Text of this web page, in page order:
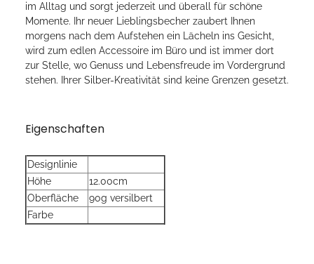
im Alltag und sorgt jederzeit und überall für schöne
Momente. Ihr neuer Lieblingsbecher zaubert Ihnen
morgens nach dem Aufstehen ein Lächeln ins Gesicht,
wird zum edlen Accessoire im Büro und ist immer dort
zur Stelle, wo Genuss und Lebensfreude im Vordergrund
stehen. Ihrer Silber-Kreativität sind keine Grenzen gesetzt.
Eigenschaften
Designlinie
Höhe
12.00cm
Oberfläche
90g versilbert
Farbe